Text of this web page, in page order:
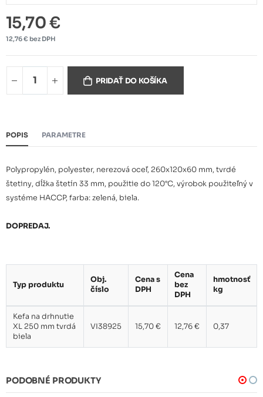
15,70 €
12,76 € bez DPH
PRIDAŤ DO KOŠÍKA
POPIS PARAMETRE
Polypropylén, polyester, nerezová oceľ, 260x120x60 mm, tvrdé
štetiny, dĺžka štetín 33 mm, použitie do 120°C, výrobok použiteľný v
systéme HACCP, farba: zelená, biela.
DOPREDAJ.
Typ produktu
Obj.
číslo
Cena s
DPH
Cena
bez
DPH
hmotnosť
kg
Kefa na drhnutie
XL 250 mm tvrdá
biela
VI38925 15,70 € 12,76 € 0,37
PODOBNÉ PRODUKTY